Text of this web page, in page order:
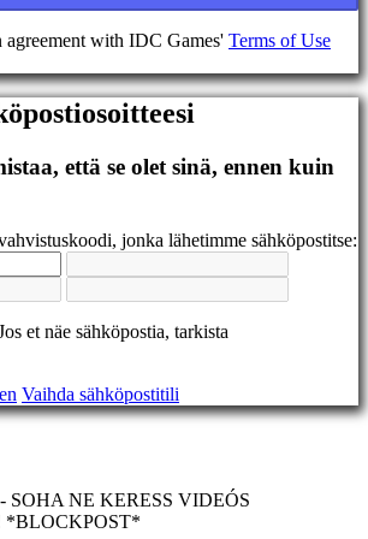
agreement with IDC Games' Terms of Use
että se olet sinä, ennen kuin
jonka lähetimme sähköpostitse:
et näe sähköpostia, tarkista
Vaihda sähköpostitili
SOHA NE KERESS VIDEÓS